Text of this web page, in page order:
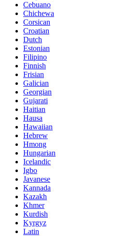
Cebuano
Chichewa
Corsican
Croatian
Dutch
Estonian
Filipino
Finnish
Frisian
Galician
Georgian
Gujarati
Haitian
Hausa
Hawaiian
Hebrew
Hmong
Hungarian
Icelandic
Igbo
Javanese
Kannada
Kazakh
Khmer
Kurdish
Kyrgyz
Latin